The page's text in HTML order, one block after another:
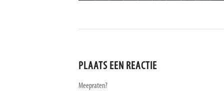
PLAATS EEN REACTIE
Meepraten?